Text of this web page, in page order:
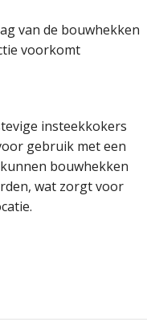
van de bouwhekken
voorkomt
insteekkokers
gebruik met een
bouwhekken
wat zorgt voor